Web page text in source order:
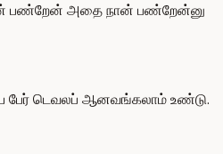
பண்றேன் அதை நான் பண்றேன்னு
டெவலப் ஆனவங்கலாம் உண்டு.